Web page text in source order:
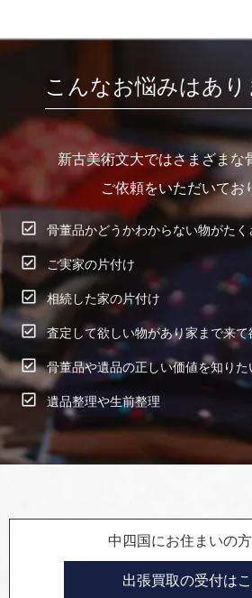
こんなお悩みはあり
新古美術文大ではさまざまな
ご依頼をいただいてお
骨董品かどうかわからない物がたく
ご実家の片付け
相続した家の片付け
査定して欲しい物があり家まで来て
骨董品や遺品の正しい価値を知りた
遺品整理や生前整理
中四国にお住まいの方
出張買取の受付は